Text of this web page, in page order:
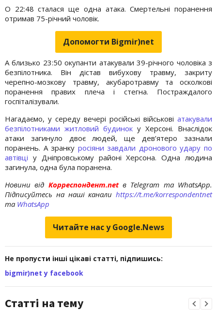
О 22:48 сталася ще одна атака. Смертельні поранення
отримав 75-річний чоловік.
Допомогти Bigmir)net
А близько 23:50 окупанти атакували 39-річного чоловіка з
безпілотника. Він дістав вибухову травму, закриту
черепно-мозкову травму, акубаротравму та осколкові
поранення правих плеча і стегна. Постраждалого
госпіталізували.
Нагадаємо, у середу вечері російські військові атакували
безпілотниками житловий будинок у Херсоні. Внаслідок
атаки загинуло двоє людей, ще дев’ятеро зазнали
поранень. А зранку росіяни завдали дронового удару по
автівці у Дніпровському районі Херсона. Одна людина
загинула, одна була поранена.
Новини від Корреспондент.netв Telegram та WhatsApp.
Підписуйтесь на наші канали https://t.me/korrespondentnet
та WhatsApp
Читайте нас у Google.News
Не пропусти інші цікаві статті, підпишись:
bigmir)net у facebook
Статті на тему